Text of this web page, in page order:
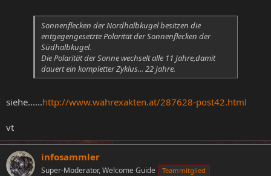
Sonnenflecken der Nordhalbkugel besitzen die
entgegengesetzte Polarität der Sonnenflecken der
Südhalbkugel.
Die Polarität der Sonne wechselt alle 11 Jahre,damit
dauert ein kompletter Zyklus... 22 Jahre.
siehe......http://www.wahrexakten.at/287628-post42.html
vt
infosammler
Super-Moderator, Welcome Guide Teammitglied